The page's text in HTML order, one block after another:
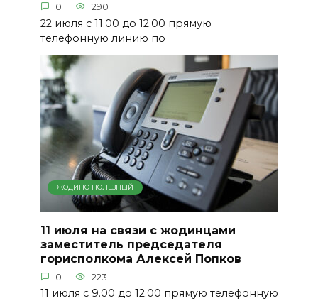
0 290
22 июля с 11.00 до 12.00 прямую
телефонную линию по
ЖОДИНО ПОЛЕЗНЫЙ
11 июля на связи с жодинцами
заместитель председателя
горисполкома Алексей Попков
0 223
11 июля с 9.00 до 12.00 прямую телефонную